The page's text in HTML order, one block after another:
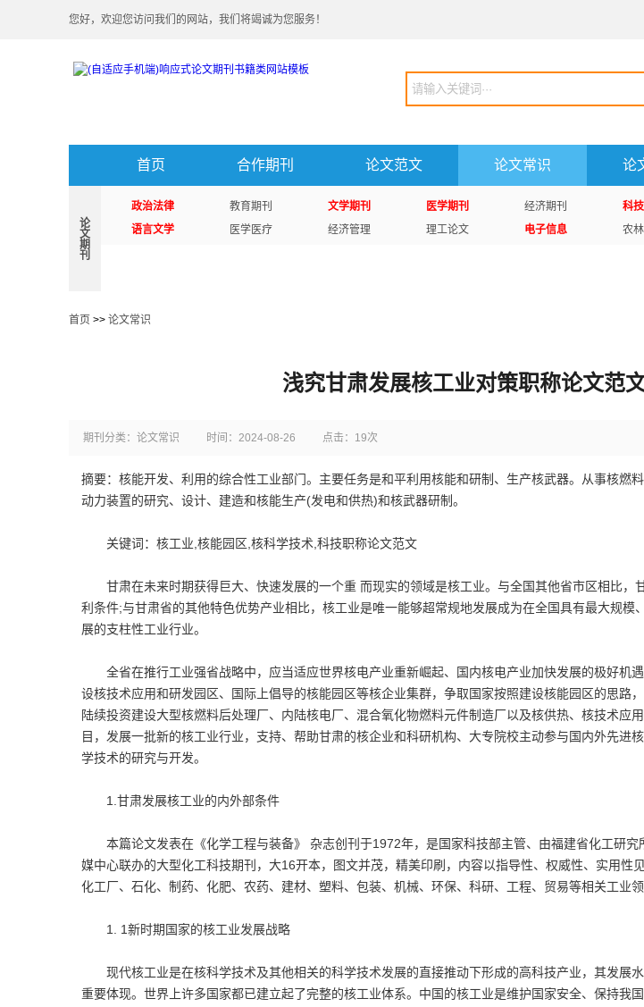
您好，欢迎您访问我们的网站，我们将竭诚为您服务！
首页 合作期刊 论文范文 论文常识 论
论
文
期
刊
政治法律 教育期刊 文学期刊 医学期刊 经济期刊 科
语言文学
医学医疗 经济管理 理工论文 电子信息 农
首页 >> 论文常识
浅究甘肃发展核工业对策职称论文范
期刊分类：论文常识 时间：2024-08-26 点击：19次
摘要：核能开发、利用的综合性工业部门。主要任务是和平利用核能和研制、生产核武器。从事核燃
动力装置的研究、设计、建造和核能生产(发电和供热)和核武器研制。
关键词：核工业,核能园区,核科学技术,科技职称论文范文
甘肃在未来时期获得巨大、快速发展的一个重 而现实的领域是核工业。与全国其他省市区相比，
利条件;与甘肃省的其他特色优势产业相比，核工业是唯一能够超常规地发展成为在全国具有最大规模
展的支柱性工业行业。
全省在推行工业强省战略中，应当适应世界核电产业重新崛起、国内核电产业加快发展的极好机
设核技术应用和研发园区、国际上倡导的核能园区等核企业集群，争取国家按照建设核能园区的思路
陆续投资建设大型核燃料后处理厂、内陆核电厂、混合氧化物燃料元件制造厂以及核供热、核技术应
目，发展一批新的核工业行业，支持、帮助甘肃的核企业和科研机构、大专院校主动参与国内外先进
学技术的研究与开发。
1.甘肃发展核工业的内外部条件
本篇论文发表在《化学工程与装备》 杂志创刊于1972年，是国家科技部主管、由福建省化工研究
媒中心联办的大型化工科技期刊，大16开本，图文并茂，精美印刷，内容以指导性、权威性、实用性
化工厂、石化、制药、化肥、农药、建材、塑料、包装、机械、环保、科研、工程、贸易等相关工业领
1. 1新时期国家的核工业发展战略
现代核工业是在核科学技术及其他相关的科学技术发展的直接推动下形成的高科技产业，其发展
重要体现。世界上许多国家都已建立起了完整的核工业体系。中国的核工业是维护国家安全、保持我